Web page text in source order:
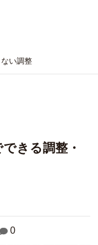
い調整
きる調整・
0